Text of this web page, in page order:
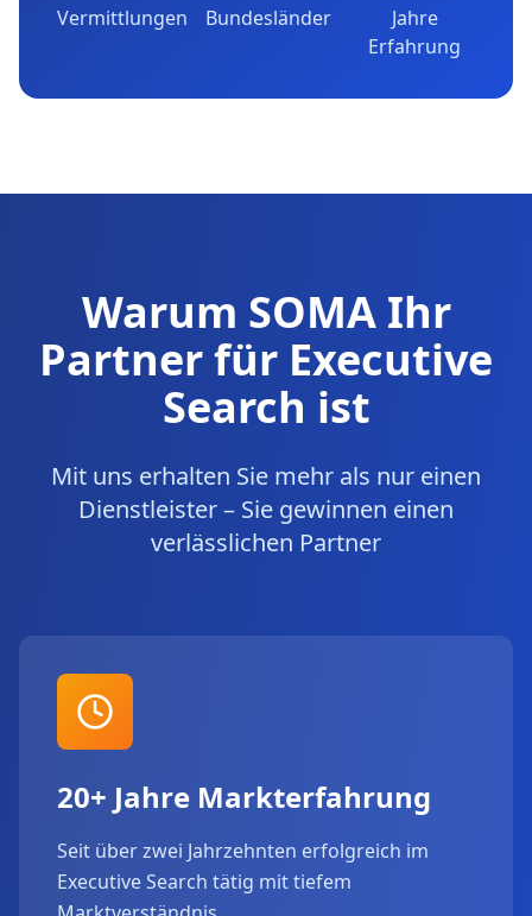
Vermittlungen Bundesländer
Jahre
Erfahrung
Warum SOMA Ihr
Partner für Executive
Search ist
Mit uns erhalten Sie mehr als nur einen
Dienstleister – Sie gewinnen einen
verlässlichen Partner
20+ Jahre Markterfahrung
Seit über zwei Jahrzehnten erfolgreich im
Executive Search tätig mit tiefem